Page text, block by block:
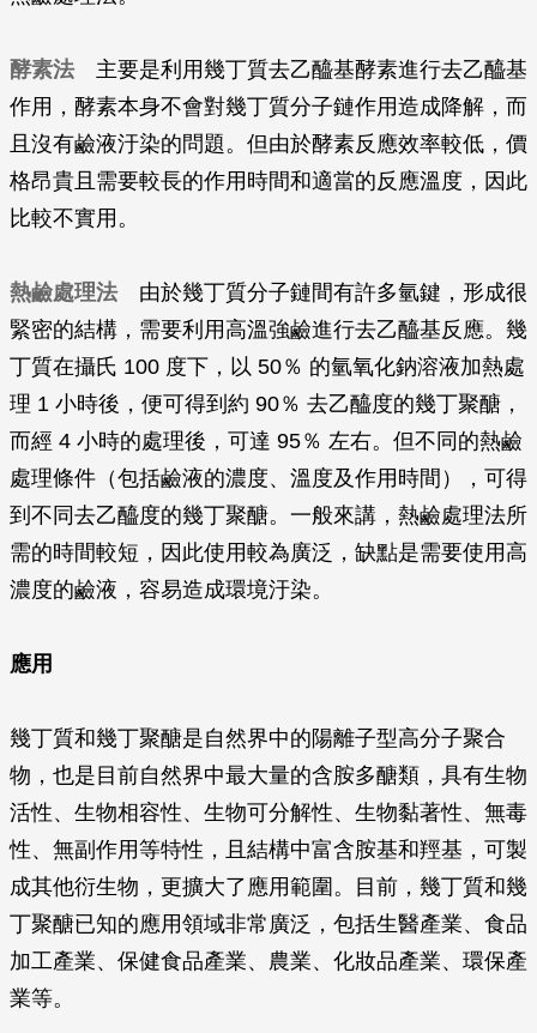
酵素法主要是利用幾丁質去乙醯基酵素進行去乙醯基
作用，酵素本身不會對幾丁質分子鏈作用造成降解，而
且沒有鹼液汙染的問題。但由於酵素反應效率較低，價
格昂貴且需要較長的作用時間和適當的反應溫度，因此
比較不實用。
熱鹼處理法由於幾丁質分子鏈間有許多氫鍵，形成很
緊密的結構，需要利用高溫強鹼進行去乙醯基反應。幾
丁質在攝氏 100 度下，以 50％ 的氫氧化鈉溶液加熱處
理 1 小時後，便可得到約 90％ 去乙醯度的幾丁聚醣，
而經 4 小時的處理後，可達 95％ 左右。但不同的熱鹼
處理條件（包括鹼液的濃度、溫度及作用時間），可得
到不同去乙醯度的幾丁聚醣。一般來講，熱鹼處理法所
需的時間較短，因此使用較為廣泛，缺點是需要使用高
濃度的鹼液，容易造成環境汙染。
應用
幾丁質和幾丁聚醣是自然界中的陽離子型高分子聚合
物，也是目前自然界中最大量的含胺多醣類，具有生物
活性、生物相容性、生物可分解性、生物黏著性、無毒
性、無副作用等特性，且結構中富含胺基和羥基，可製
成其他衍生物，更擴大了應用範圍。目前，幾丁質和幾
丁聚醣已知的應用領域非常廣泛，包括生醫產業、食品
加工產業、保健食品產業、農業、化妝品產業、環保產
業等。